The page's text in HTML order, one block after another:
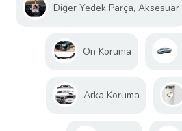
Diğer Yedek Parça, Aksesuar
Ön Koruma
Arka Koruma